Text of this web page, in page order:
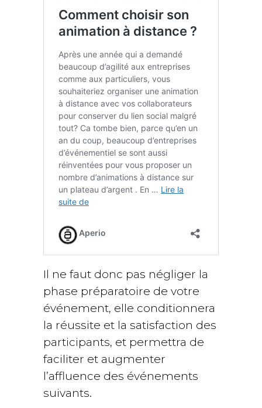
Il ne faut donc pas négliger la
phase préparatoire de votre
événement, elle conditionnera
la réussite et la satisfaction des
participants, et permettra de
faciliter et augmenter
l’affluence des événements
suivants.